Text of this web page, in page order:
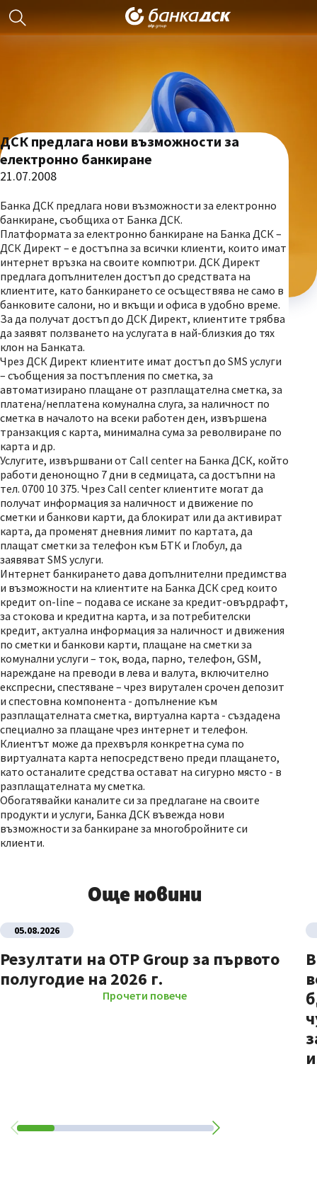
ДСК предлага нови възможности за
електронно банкиране
21.07.2008
Банка ДСК предлага нови възможности за електронно
банкиране, съобщиха от Банка ДСК.
Платформата за електронно банкиране на Банка ДСК –
ДСК Директ – е достъпна за всички клиенти, които имат
интернет връзка на своите компютри. ДСК Директ
предлага допълнителен достъп до средствата на
клиентите, като банкирането се осъществява не само в
банковите салони, но и вкъщи и офиса в удобно време.
За да получат достъп до ДСК Директ, клиентите трябва
да заявят ползването на услугата в най-близкия до тях
клон на Банката.
Чрез ДСК Директ клиентите имат достъп до SMS услуги
– съобщения за постъпления по сметка, за
автоматизирано плащане от разплащателна сметка, за
платена/неплатена комунална слуга, за наличност по
сметка в началото на всеки работен ден, извършена
транзакция с карта, минимална сума за револвиране по
карта и др.
Услугите, извършвани от Call center на Банка ДСК, който
работи денонощно 7 дни в седмицата, са достъпни на
тел. 0700 10 375. Чрез Call center клиентите могат да
получат информация за наличност и движение по
сметки и банкови карти, да блокират или да активират
карта, да променят дневния лимит по картата, да
плащат сметки за телефон към БТК и Глобул, да
заявяват SMS услуги.
Интернет банкирането дава допълнителни предимства
и възможности на клиентите на Банка ДСК сред които
кредит on-line – подава се искане за кредит-овърдрафт,
за стокова и кредитна карта, и за потребителски
кредит, актуална информация за наличност и движения
по сметки и банкови карти, плащане на сметки за
комунални услуги – ток, вода, парно, телефон, GSM,
нареждане на преводи в лева и валута, включително
експресни, спестяване – чрез вирутален срочен депозит
и спестовна компонента - допълнение към
разплащателната сметка, виртуална карта - създадена
специално за плащане чрез интернет и телефон.
Клиентът може да прехвърля конкретна сума по
виртуалната карта непосредствено преди плащането,
като останалите средства остават на сигурно място - в
разплащателната му сметка.
Обогатявайки каналите си за предлагане на своите
продукти и услуги, Банка ДСК въвежда нови
възможности за банкиране за многобройните си
клиенти.
Още новини
05.08.2026
Резултати на OTP Group за първото
полугодие на 2026 г.
Прочети повече